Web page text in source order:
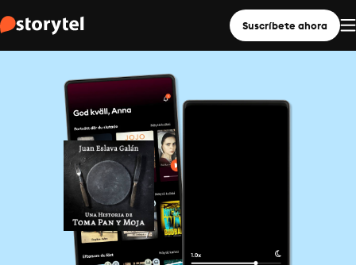
Suscríbete ahora